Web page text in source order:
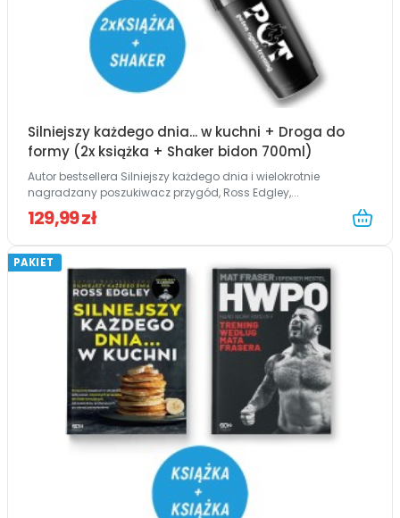
Silniejszy każdego dnia... w kuchni + Droga do
formy (2x książka + Shaker bidon 700ml)
Autor bestsellera Silniejszy każdego dnia i wielokrotnie
nagradzany poszukiwacz przygód, Ross Edgley,...
129,99 zł
PAKIET